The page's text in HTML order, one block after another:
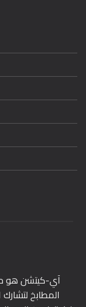
آي-كيتشن هو
المطابخ